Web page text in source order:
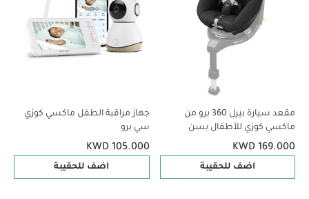
مقعد سيارة بيرل 360 برو من
ماكسي كوزي للأطفال بسن
المشي - أسود
KWD 169.000
اضف للحقيبة
جهاز مراقبة الطفل ماكسي كوزي
سي برو
KWD 105.000
اضف للحقيبة